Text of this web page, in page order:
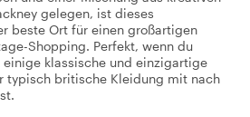
gelegen, ist dieses
beste Ort für einen großartigen
Shopping. Perfekt, wenn du
klassische und einzigartige
typisch britische Kleidung mit nach